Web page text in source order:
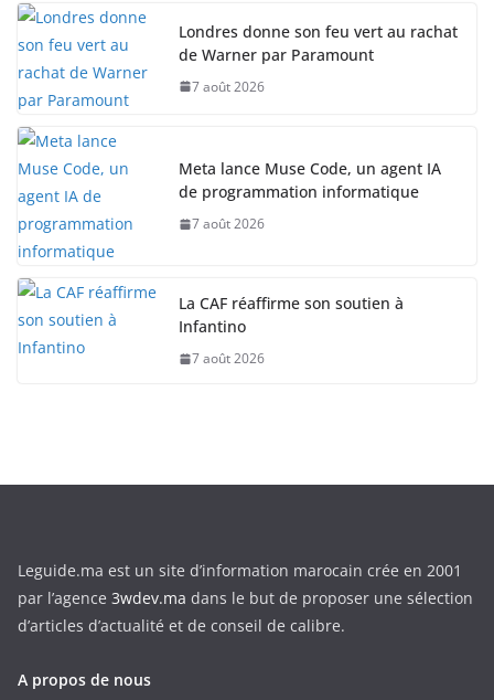
Londres donne son feu vert au rachat
de Warner par Paramount
7 août 2026
Meta lance Muse Code, un agent IA
de programmation informatique
7 août 2026
La CAF réaffirme son soutien à
Infantino
7 août 2026
Leguide.ma est un site d’information marocain crée en 2001
par l’agence 3wdev.ma dans le but de proposer une sélection
d’articles d’actualité et de conseil de calibre.
A propos de nous